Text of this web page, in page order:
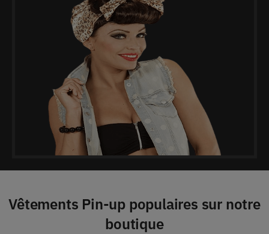
Vêtements Pin-up populaires sur notre
boutique